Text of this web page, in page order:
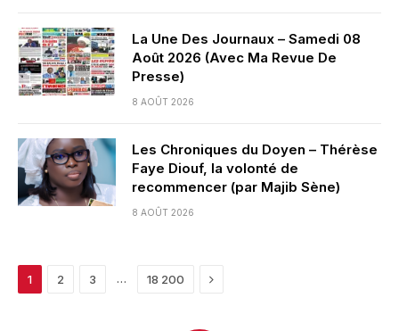
La Une Des Journaux – Samedi 08
Août 2026 (Avec Ma Revue De
Presse)
8 AOÛT 2026
Les Chroniques du Doyen – Thérèse
Faye Diouf, la volonté de
recommencer (par Majib Sène)
8 AOÛT 2026
1 2 3 … 18 200 Next